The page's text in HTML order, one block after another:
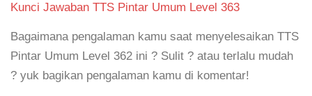
Kunci Jawaban TTS Pintar Umum Level 363
Bagaimana pengalaman kamu saat menyelesaikan TTS
Pintar Umum Level 362 ini ? Sulit ? atau terlalu mudah
? yuk bagikan pengalaman kamu di komentar!